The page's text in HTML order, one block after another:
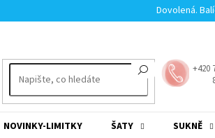
Dovolená.
+420
NOVINKY-LIMITKY ŠATY SUKNĚ